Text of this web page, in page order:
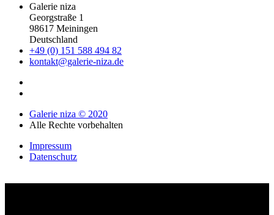
Galerie niza
Georgstraße 1
98617 Meiningen
Deutschland
+49 (0) 151 588 494 82
kontakt@galerie-niza.de
Galerie niza © 2020
Alle Rechte vorbehalten
Impressum
Datenschutz